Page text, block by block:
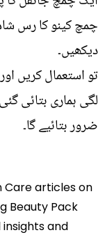
چمچ کینو کا رس
دیکھیں۔
تو استعمال کریں
لگی ہماری بتائی
ضرور بتائیے گا۔
Care articles on
Beauty Pack
and